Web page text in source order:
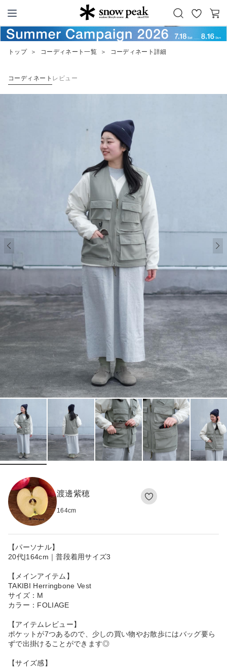
Snow Peak
お
気
カ
ー
トップ ＞ コーディネート一覧 ＞ コーディネート詳細
コーディネート レビュー
渡邊紫穂
164cm
【パーソナル】
20代|164cm｜普段着用サイズ3
【メインアイテム】
TAKIBI Herringbone Vest
サイズ：M
カラー：FOLIAGE
【アイテムレビュー】
ポケットが7つあるので、少しの買い物やお散歩にはバッグ要ら
ずで出掛けることができます◎
【サイズ感】